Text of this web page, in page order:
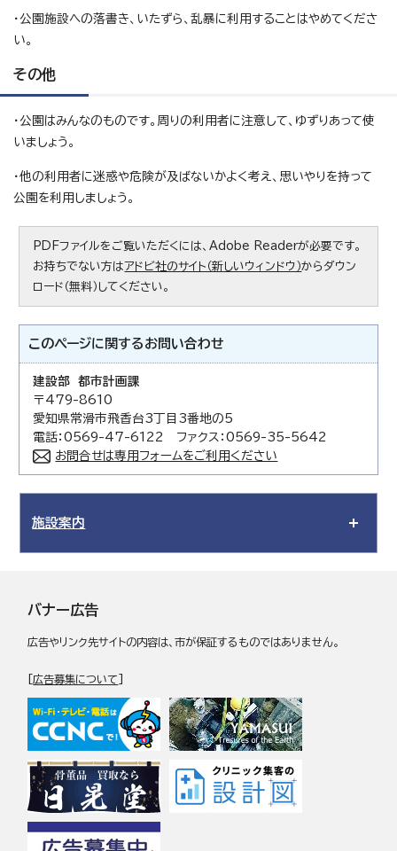
・公園施設への落書き、いたずら、乱暴に利用することはやめてくださ
い。
その他
・公園はみんなのものです。周りの利用者に注意して、ゆずりあって使
いましょう。
・他の利用者に迷惑や危険が及ばないかよく考え、思いやりを持って
公園を利用しましょう。
PDFファイルをご覧いただくには、Adobe Readerが必要です。
お持ちでない方はアドビ社のサイト（新しいウィンドウ）からダウン
ロード（無料）してください。
このページに関する お問い合わせ
建設部 都市計画課
〒479-8610
愛知県常滑市飛香台3丁目3番地の5
電話：0569-47-6122 ファクス：0569-35-5642
お問合せは専用フォームをご利用ください
施設案内
バナー広告
広告やリンク先サイトの内容は、市が保証するものではありません。
[広告募集について